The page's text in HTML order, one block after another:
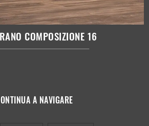
COMPOSIZIONE 16
A NAVIGARE